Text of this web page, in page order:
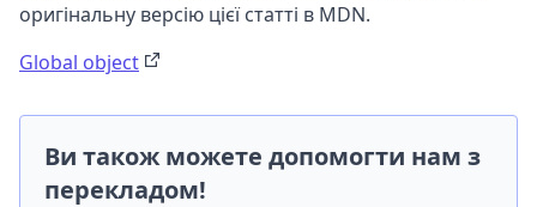
оригінальну версію цієї статті в MDN.
Global object
Ви також можете допомогти нам з
перекладом!